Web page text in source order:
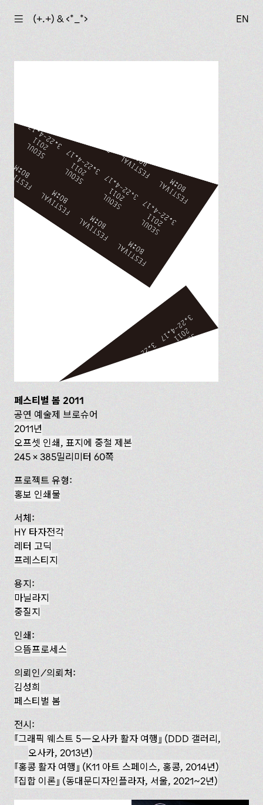
☰ (+.+) & ‹*_*› EN
페스티벌 봄 2011
공연 예술제 브로슈어
2011년
오프셋 인쇄, 표지에 중철 제본
245 x 385밀리미터 60쪽
프로젝트 유형:
홍보 인쇄물
서체:
HY 타자전각
레터 고딕
프레스티지
용지:
마닐라지
중질지
인쇄:
으뜸프로세스
의뢰인/의뢰처:
김성희
페스티벌 봄
전시:
『그래픽 웨스트 5—오사카 활자 여행』 (DDD 갤러리,
오사카, 2013년)
『홍콩 활자 여행』 (K11 아트 스페이스, 홍콩, 2014년)
집합 이론
(동대문디자인플라자, 서울, 2021~2년)